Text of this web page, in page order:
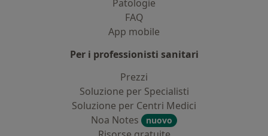
Patologie
FAQ
App mobile
Per i professionisti sanitari
Prezzi
Soluzione per Specialisti
Soluzione per Centri Medici
Noa Notes
nuovo